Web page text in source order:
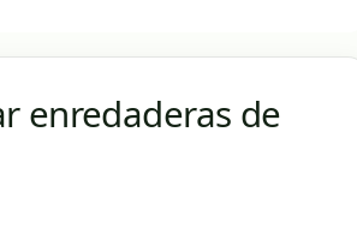
enredaderas de